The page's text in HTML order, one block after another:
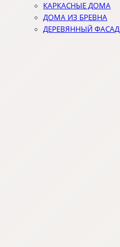
КАРКАСНЫЕ ДОМА
ДОМА ИЗ БРЕВНА
ДЕРЕВЯННЫЙ ФАСАД